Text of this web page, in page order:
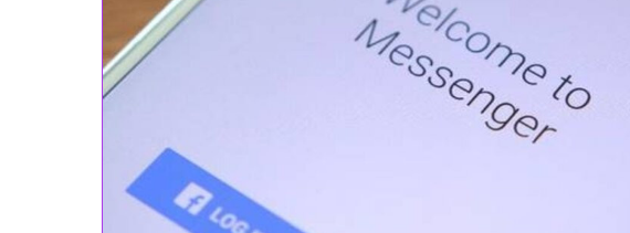
Betul, Meta juga ngeluarin fitur Cross-App Messaging, di mana kalian bisa
Instagram, atau sebaliknya, tanpa perlu install dua aplikasi. Fitur ini bener-
efisien, apalagi buat yang aktif di dua platform tersebut. Buat yang masih
Pertama-tama, pastikan Messenger dan Instagram udah update ke
berubah jadi logo Messenger, tandanya fitur ini udah aktif.
Cari Pengguna Instagram di Messenger
Setelah update, kalian bisa langsung cari teman yang pakai Instagram
juga bisa kirim pesan dari Messenger langsung ke Instagram mereka,